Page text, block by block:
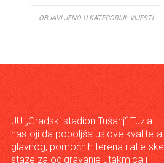
OBJAVLJENO U KATEGORIJI: VIJESTI
JU „Gradski stadion Tušanj“ Tuzla
nastoji da poboljša uslove kvaliteta
glavnog, pomoćnih terena i atletske
staze za odigravanje utakmica i